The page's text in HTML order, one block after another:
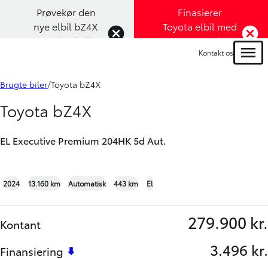
Prøvekør den
nye elbil bZ4X
Touring (Klik
Finasierer
Toyota elbil med
1,99% rente (Klik
her)
Kontakt os Menu
Book prøvetur
Brugte biler Toyota bZ4X
Toyota bZ4X
EL Executive Premium 204HK 5d Aut.
2024 13.160 km Automatisk 443 km El
Kontant 279.900 kr.
Finansiering 3.496 kr.